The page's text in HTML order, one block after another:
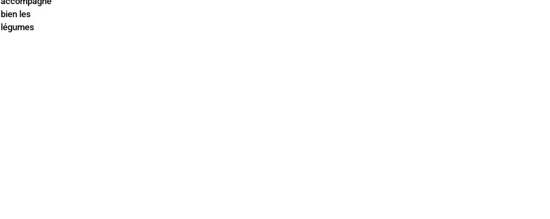
bien les
légumes